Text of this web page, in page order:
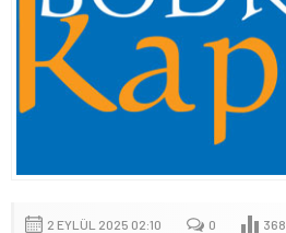
2 EYLÜL 2025 02:10 0 368